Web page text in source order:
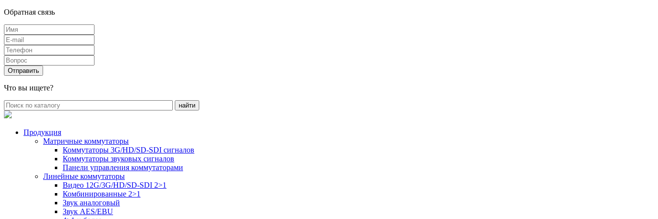
Обратная связь
Что вы ищете?
Продукция
Матричные коммутаторы
Коммутаторы 3G/HD/SD-SDI сигналов
Коммутаторы звуковых сигналов
Панели управления коммутаторами
Линейные коммутаторы
Видео 12G/3G/HD/SD-SDI 2>1
Комбинированные 2>1
Звук аналоговый
Звук AES/EBU